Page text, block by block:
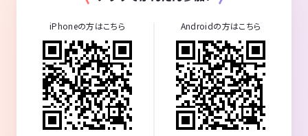
iPhoneの方はこちら Androidの方はこちら